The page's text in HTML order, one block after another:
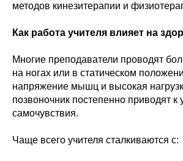
методов кинезитерапии и
Как работа учителя влияет на
Многие преподаватели проводят
на ногах или в статическом
напряжение мышц и высокая
позвоночник постепенно приводят
самочувствия.
Чаще всего учителя сталкиваются с: